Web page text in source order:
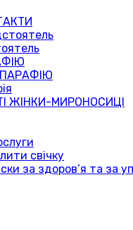
ЖІНКИ-МИРОНОСИЦІ
свічку
за здоров’я та за